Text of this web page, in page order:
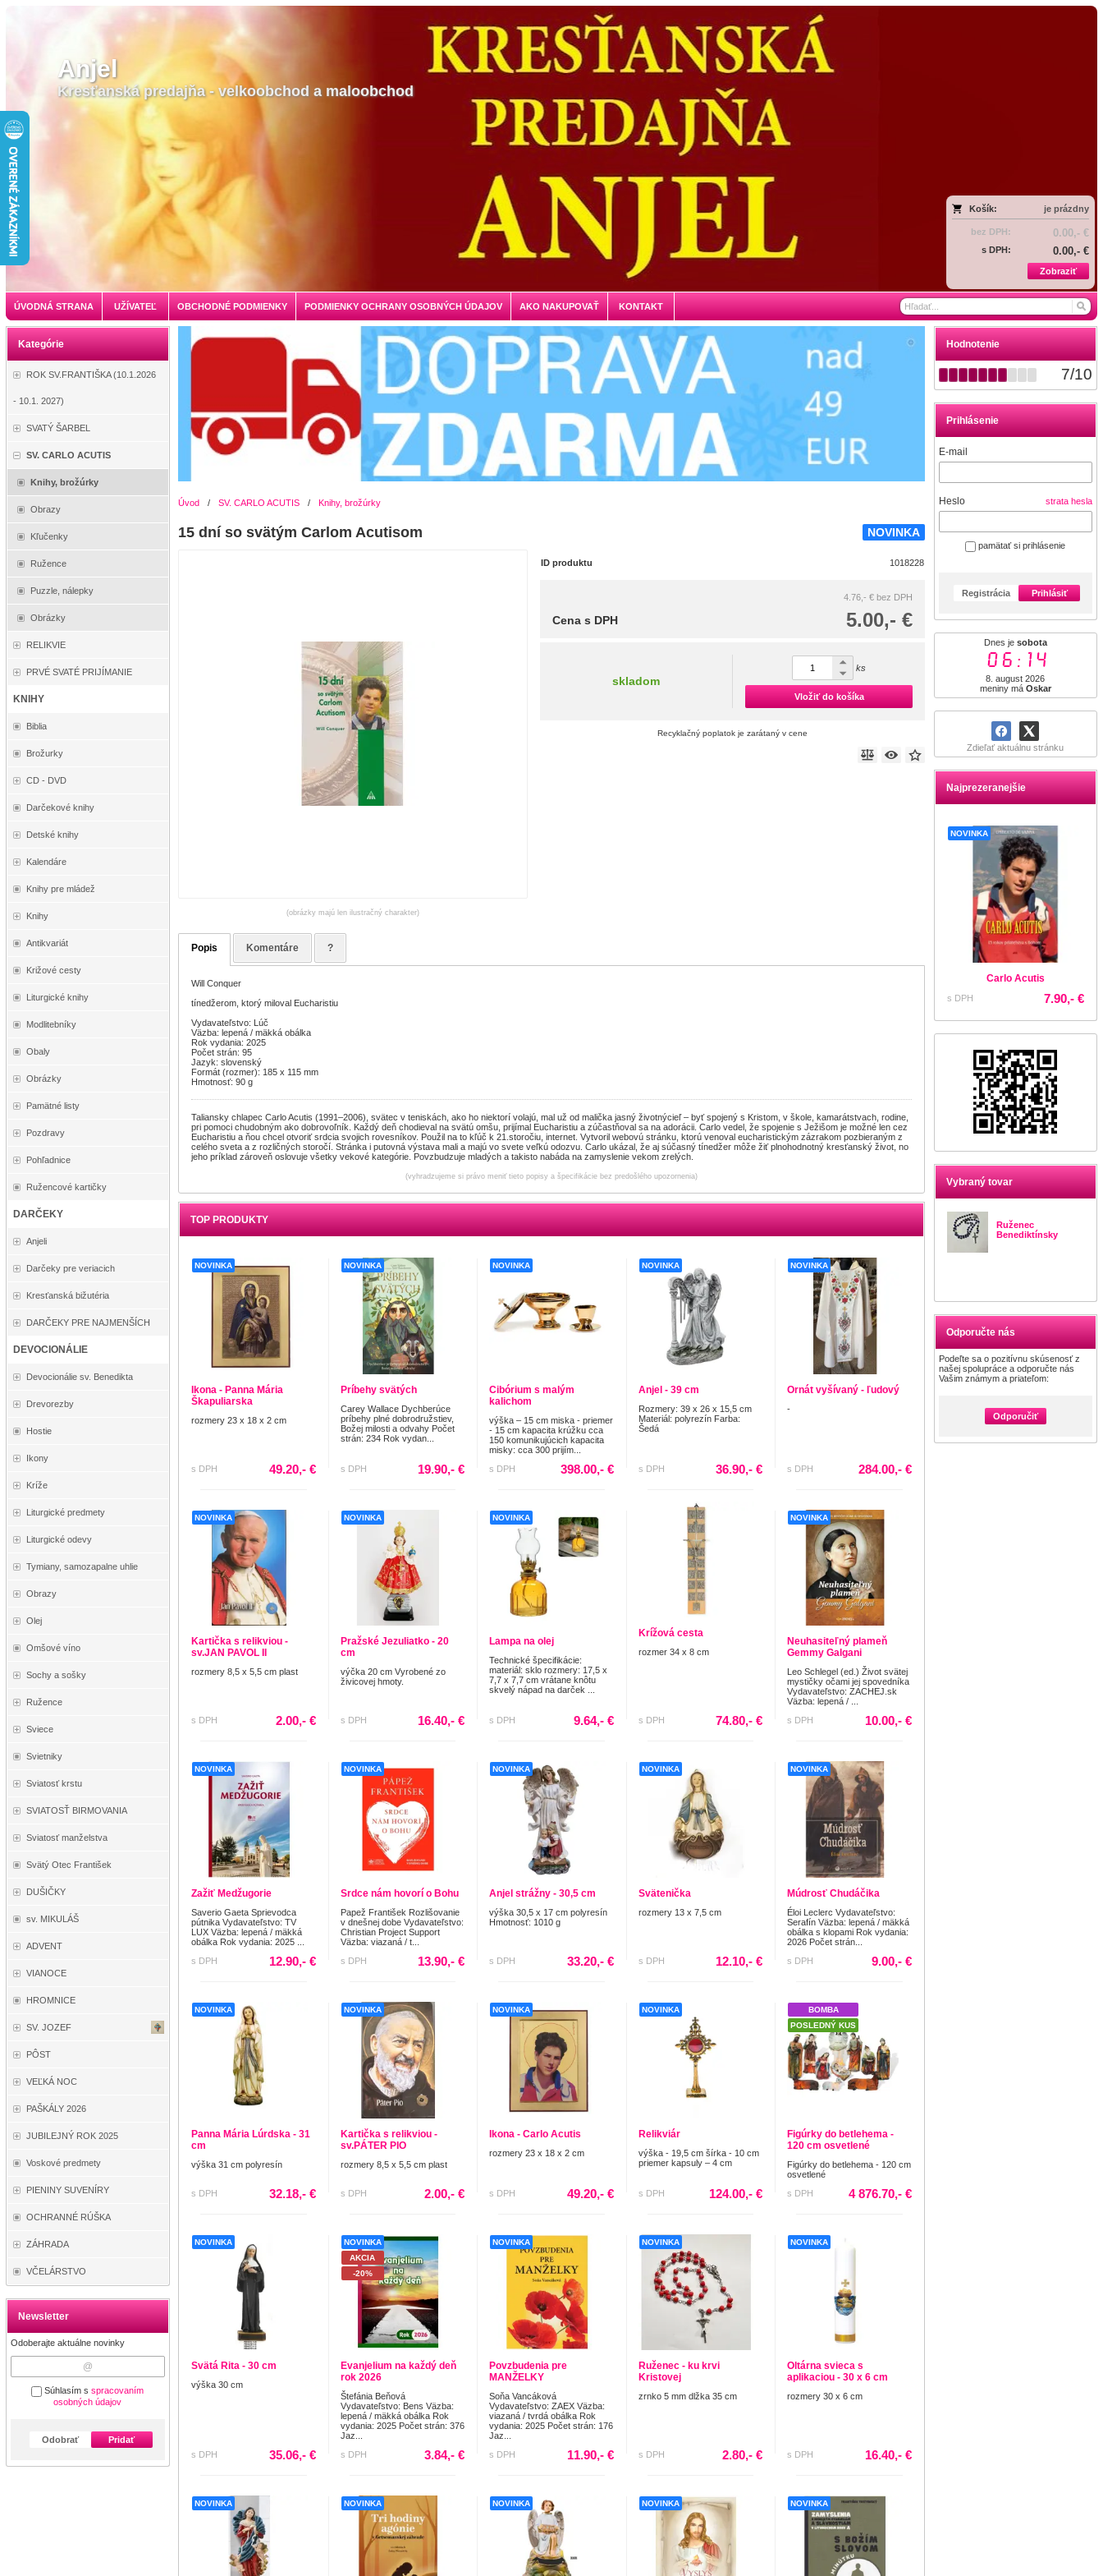
Košík: je prázdny
bez DPH: 0.00,- €
s DPH: 0.00,- €
Zobraziť
Anjel
Kresťanská predajňa - velkoobchod a maloobchod
ÚVODNÁ STRANA UŽÍVATEĽ OBCHODNÉ PODMIENKY PODMIENKY OCHRANY OSOBNÝCH ÚDAJOV AKO NAKUPOVAŤ KONTAKT
Kategórie
ROK SV.FRANTIŠKA (10.1.2026
- 10.1. 2027)
SVATÝ ŠARBEL
SV. CARLO ACUTIS
Knihy, brožúrky
Obrazy
Kľučenky
Ružence
Puzzle, nálepky
Obrázky
RELIKVIE
PRVÉ SVATÉ PRIJÍMANIE
KNIHY
Biblia
Brožurky
CD - DVD
Darčekové knihy
Detské knihy
Kalendáre
Knihy pre mládež
Knihy
Antikvariát
Križové cesty
Liturgické knihy
Modlitebníky
Obaly
Obrázky
Pamätné listy
Pozdravy
Pohľadnice
Ružencové kartičky
DARČEKY
Anjeli
Darčeky pre veriacich
Kresťanská bižutéria
DARČEKY PRE NAJMENŠÍCH
DEVOCIONÁLIE
Devocionálie sv. Benedikta
Drevorezby
Hostie
Ikony
Kríže
Liturgické predmety
Liturgické odevy
Tymiany, samozapalne uhlie
Obrazy
Olej
Omšové víno
Sochy a sošky
Ružence
Sviece
Svietniky
Sviatosť krstu
SVIATOSŤ BIRMOVANIA
Sviatosť manželstva
Svätý Otec František
DUŠIČKY
sv. MIKULÁŠ
ADVENT
VIANOCE
HROMNICE
SV. JOZEF
PÔST
VEĽKÁ NOC
PAŠKÁLY 2026
JUBILEJNÝ ROK 2025
Voskové predmety
PIENINY SUVENÍRY
OCHRANNÉ RÚŠKA
ZÁHRADA
VČELÁRSTVO
Newsletter
Odoberajte aktuálne novinky
Súhlasím sspracovaním
osobných údajov
Odobrať Pridať
Hodnotenie
7/10
Prihlásenie
E-mail
Heslo strata hesla
pamätať si prihlásenie
Registrácia Prihlásiť
Dnes je sobota
06:14
8. august 2026
meniny má Oskar
Zdieľať aktuálnu stránku
Najprezeranejšie
NOVINKA
Carlo Acutis
s DPH 7.90,- €
Vybraný tovar
Ruženec
Benediktínsky
Odporučte nás
Podeľte sa o pozitívnu skúsenosť z
našej spolupráce a odporučte nás
Vašim známym a priateľom:
Odporučiť
Úvod / SV. CARLO ACUTIS / Knihy, brožúrky
NOVINKA
15 dní so svätým Carlom Acutisom
(obrázky majú len ilustračný charakter)
ID produktu 1018228
4.76,- € bez DPH
5.00,- €
Cena s DPH
skladom
ks
Vložiť do košíka
Recyklačný poplatok je zarátaný v cene
Popis Komentáre ?
Will Conquer
tínedžerom, ktorý miloval Eucharistiu
Vydavateľstvo: Lúč
Väzba: lepená / mäkká obálka
Rok vydania: 2025
Počet strán: 95
Jazyk: slovenský
Formát (rozmer): 185 x 115 mm
Hmotnosť: 90 g
Taliansky chlapec Carlo Acutis (1991–2006), svätec v teniskách, ako ho niektorí volajú, mal už od malička jasný životnýcieľ – byť spojený s Kristom, v škole, kamarátstvach, rodine,
pri pomoci chudobným ako dobrovoľník. Každý deň chodieval na svätú omšu, prijímal Eucharistiu a zúčastňoval sa na adorácii. Carlo vedel, že spojenie s Ježišom je možné len cez
Eucharistiu a ňou chcel otvoriť srdcia svojich rovesníkov. Použil na to kľúč k 21.storočiu, internet. Vytvoril webovú stránku, ktorú venoval eucharistickým zázrakom pozbieraným z
celého sveta a z rozličných storočí. Stránka i putovná výstava mali a majú vo svete veľkú odozvu. Carlo ukázal, že aj súčasný tínedžer môže žiť plnohodnotný kresťanský život, no
jeho príklad zároveň oslovuje všetky vekové kategórie. Povzbudzuje mladých a takisto nabáda na zamyslenie vekom zrelých.
(vyhradzujeme si právo meniť tieto popisy a špecifikácie bez predošlého upozornenia)
TOP PRODUKTY
NOVINKA
Ikona - Panna Mária
Škapuliarska
rozmery 23 x 18 x 2 cm
s DPH 49.20,- €
NOVINKA
Príbehy svätých
Carey Wallace Dychberúce
príbehy plné dobrodružstiev,
Božej milosti a odvahy Počet
strán: 234 Rok vydan...
s DPH 19.90,- €
NOVINKA
Cibórium s malým
kalichom
výška – 15 cm miska - priemer
- 15 cm kapacita krúžku cca
150 komunikujúcich kapacita
misky: cca 300 prijím...
s DPH
398.00,- €
NOVINKA
Anjel - 39 cm
Rozmery: 39 x 26 x 15,5 cm
Materiál: polyrezín Farba:
Šedá
s DPH 36.90,- €
NOVINKA
Ornát vyšívaný - ľudový
-
s DPH 284.00,- €
NOVINKA
Kartička s relikviou -
sv.JAN PAVOL II
rozmery 8,5 x 5,5 cm plast
s DPH 2.00,- €
NOVINKA
Pražské Jezuliatko - 20
cm
výčka 20 cm Vyrobené zo
živicovej hmoty.
s DPH 16.40,- €
NOVINKA
Lampa na olej
Technické špecifikácie:
materiál: sklo rozmery: 17,5 x
7,7 x 7,7 cm vrátane knôtu
skvelý nápad na darček ...
s DPH 9.64,- €
Krížová cesta
rozmer 34 x 8 cm
s DPH 74.80,- €
NOVINKA
Neuhasiteľný plameň
Gemmy Galgani
Leo Schlegel (ed.) Život svätej
mystičky očami jej spovedníka
Vydavateľstvo: ZACHEJ.sk
Väzba: lepená / ...
s DPH
10.00,- €
NOVINKA
Zažiť Medžugorie
Saverio Gaeta Sprievodca
pútnika Vydavateľstvo: TV
LUX Väzba: lepená / mäkká
obálka Rok vydania: 2025 ...
s DPH
12.90,- €
NOVINKA
Srdce nám hovorí o Bohu
Papež František Rozlišovanie
v dnešnej dobe Vydavateľstvo:
Christian Project Support
Väzba: viazaná / t...
s DPH
13.90,- €
NOVINKA
Anjel strážny - 30,5 cm
výška 30,5 x 17 cm polyresín
Hmotnosť: 1010 g
s DPH 33.20,- €
NOVINKA
Svätenička
rozmery 13 x 7,5 cm
s DPH 12.10,- €
NOVINKA
Múdrosť Chudáčika
Éloi Leclerc Vydavateľstvo:
Serafín Väzba: lepená / mäkká
obálka s klopami Rok vydania:
2026 Počet strán...
s DPH
9.00,- €
NOVINKA
Panna Mária Lúrdska - 31
cm
výška 31 cm polyresín
s DPH 32.18,- €
NOVINKA
Kartička s relikviou -
sv.PÁTER PIO
rozmery 8,5 x 5,5 cm plast
s DPH 2.00,- €
NOVINKA
Ikona - Carlo Acutis
rozmery 23 x 18 x 2 cm
s DPH 49.20,- €
NOVINKA
Relikviár
výška - 19,5 cm šírka - 10 cm
priemer kapsuly – 4 cm
s DPH 124.00,- €
BOMBA
POSLEDNÝ KUS
Figúrky do betlehema -
120 cm osvetlené
Figúrky do betlehema - 120 cm
osvetlené
s DPH
4 876.70,- €
NOVINKA
Svätá Rita - 30 cm
výška 30 cm
s DPH 35.06,- €
NOVINKA
AKCIA
-20%
Evanjelium na každý deň
rok 2026
Štefánia Beňová
Vydavateľstvo: Bens Väzba:
lepená / mäkká obálka Rok
vydania: 2025 Počet strán: 376
Jaz...
s DPH
3.84,- €
NOVINKA
Povzbudenia pre
MANŽELKY
Soňa Vancáková
Vydavateľstvo: ZAEX Väzba:
viazaná / tvrdá obálka Rok
vydania: 2025 Počet strán: 176
Jaz...
s DPH
11.90,- €
NOVINKA
Ruženec - ku krvi
Kristovej
zrnko 5 mm dlžka 35 cm
s DPH 2.80,- €
NOVINKA
Oltárna svieca s
aplikaciou - 30 x 6 cm
rozmery 30 x 6 cm
s DPH 16.40,- €
NOVINKA NOVINKA NOVINKA NOVINKA NOVINKA